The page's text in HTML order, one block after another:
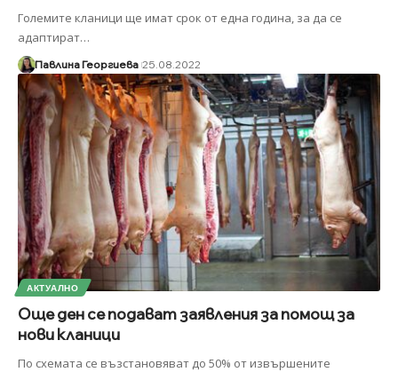
Големите кланици ще имат срок от една година, за да се
адаптират…
Павлина Георгиева 25.08.2022
АКТУАЛНО
Още ден се подават заявления за помощ за
нови кланици
По схемата се възстановяват до 50% от извършените